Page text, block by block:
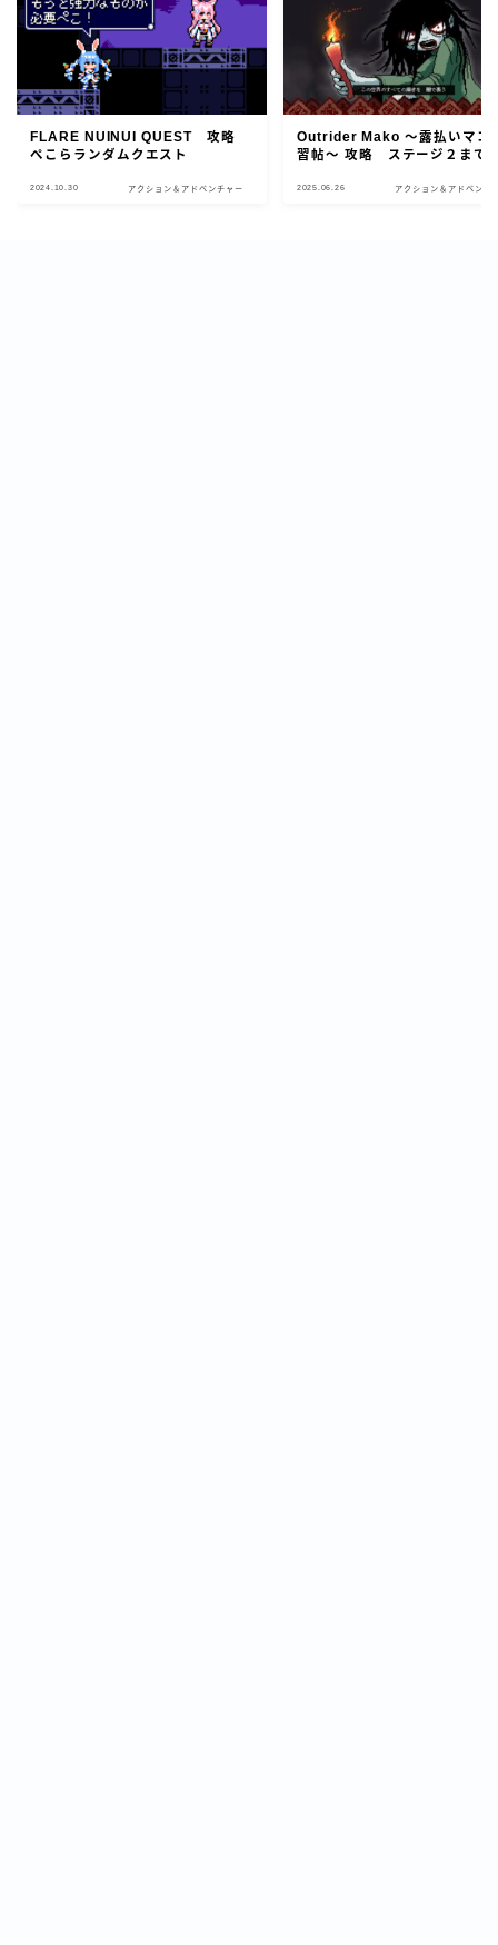
FLARE NUINUI QUEST 攻略
ぺこらランダムクエスト
2024.10.30 アクション＆アドベンチャー
Outrider Mako ～露払いマコ
習帖～ 攻略 ステージ２まで
2025.06.26 アクション＆アドベンチ